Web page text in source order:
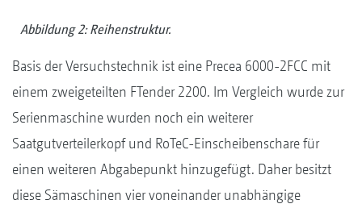
Abbildung 2: Reihenstruktur.
Basis der Versuchstechnik ist eine Precea 6000-2FCC mit
einem zweigeteilten FTender 2200. Im Vergleich wurde zur
Serienmaschine wurden noch ein weiterer
Saatgutverteilerkopf und RoTeC-Einscheibenschare für
einen weiteren Abgabepunkt hinzugefügt. Daher besitzt
diese Sämaschinen vier voneinander unabhängige